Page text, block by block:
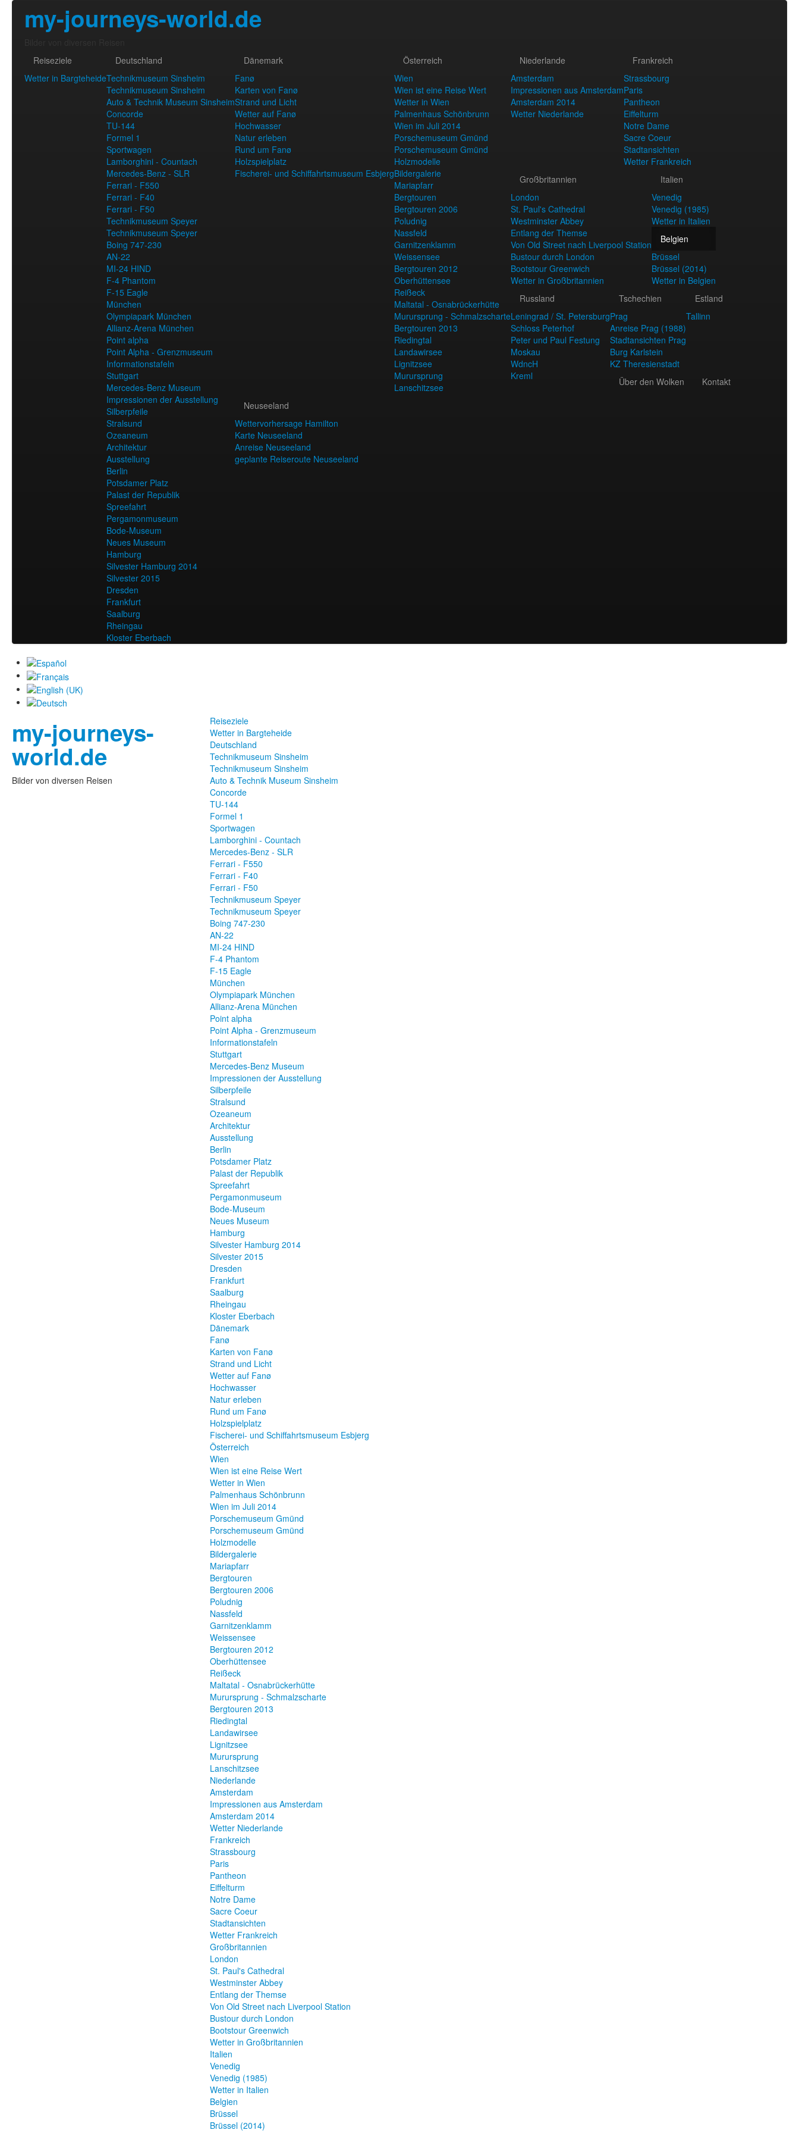
my-journeys-world.de
Reiseziele
Wetter in Bargteheide
Deutschland
Technikmuseum Sinsheim
Technikmuseum Sinsheim
Auto & Technik Museum Sinsheim
Concorde
TU-144
Formel 1
Sportwagen
Lamborghini - Countach
Mercedes-Benz - SLR
Ferrari - F550
Ferrari - F40
Ferrari - F50
Technikmuseum Speyer
Technikmuseum Speyer
Boing 747-230
AN-22
MI-24 HIND
F-4 Phantom
F-15 Eagle
München
Olympiapark München
Allianz-Arena München
Point alpha
Point Alpha - Grenzmuseum
Informationstafeln
Stuttgart
Mercedes-Benz Museum
Impressionen der Ausstellung
Silberpfeile
Stralsund
Ozeaneum
Architektur
Ausstellung
Berlin
Potsdamer Platz
Palast der Republik
Spreefahrt
Pergamonmuseum
Bode-Museum
Neues Museum
Hamburg
Silvester Hamburg 2014
Silvester 2015
Dresden
Frankfurt
Saalburg
Rheingau
Kloster Eberbach
Dänemark
Fanø
Karten von Fanø
Strand und Licht
Wetter auf Fanø
Hochwasser
Natur erleben
Rund um Fanø
Holzspielplatz
Fischerei- und Schiffahrtsmuseum Esbjerg
Österreich
Wien
Wien ist eine Reise Wert
Wetter in Wien
Palmenhaus Schönbrunn
Wien im Juli 2014
Porschemuseum Gmünd
Porschemuseum Gmünd
Holzmodelle
Bildergalerie
Mariapfarr
Bergtouren
Bergtouren 2006
Poludnig
Nassfeld
Garnitzenklamm
Weissensee
Bergtouren 2012
Oberhüttensee
Reißeck
Maltatal - Osnabrückerhütte
Murursprung - Schmalzscharte
Bergtouren 2013
Riedingtal
Landawirsee
Lignitzsee
Murursprung
Lanschitzsee
Niederlande
Amsterdam
Impressionen aus Amsterdam
Amsterdam 2014
Wetter Niederlande
Frankreich
Strassbourg
Paris
Pantheon
Eiffelturm
Notre Dame
Sacre Coeur
Stadtansichten
Wetter Frankreich
Großbritannien
London
St. Paul's Cathedral
Westminster Abbey
Entlang der Themse
Von Old Street nach Liverpool Station
Bustour durch London
Bootstour Greenwich
Wetter in Großbritannien
Italien
Venedig
Venedig (1985)
Wetter in Italien
Belgien
Brüssel
Brüssel (2014)
Wetter in Belgien
Russland
Leningrad / St. Petersburg
Schloss Peterhof
Peter und Paul Festung
Moskau
WdncH
Kreml
Tschechien
Prag
Anreise Prag (1988)
Stadtansichten Prag
Burg Karlstein
KZ Theresienstadt
Estland
Tallinn
Über den Wolken
Kontakt
Neuseeland
Wettervorhersage Hamilton
Karte Neuseeland
Anreise Neuseeland
geplante Reiseroute Neuseeland
my-journeys-
world.de
Bilder von diversen Reisen
Reiseziele
Wetter in Bargteheide
Deutschland
Technikmuseum Sinsheim
Technikmuseum Sinsheim
Auto & Technik Museum Sinsheim
Concorde
TU-144
Formel 1
Sportwagen
Lamborghini - Countach
Mercedes-Benz - SLR
Ferrari - F550
Ferrari - F40
Ferrari - F50
Technikmuseum Speyer
Technikmuseum Speyer
Boing 747-230
AN-22
MI-24 HIND
F-4 Phantom
F-15 Eagle
München
Olympiapark München
Allianz-Arena München
Point alpha
Point Alpha - Grenzmuseum
Informationstafeln
Stuttgart
Mercedes-Benz Museum
Impressionen der Ausstellung
Silberpfeile
Stralsund
Ozeaneum
Architektur
Ausstellung
Berlin
Potsdamer Platz
Palast der Republik
Spreefahrt
Pergamonmuseum
Bode-Museum
Neues Museum
Hamburg
Silvester Hamburg 2014
Silvester 2015
Dresden
Frankfurt
Saalburg
Rheingau
Kloster Eberbach
Dänemark
Fanø
Karten von Fanø
Strand und Licht
Wetter auf Fanø
Hochwasser
Natur erleben
Rund um Fanø
Holzspielplatz
Fischerei- und Schiffahrtsmuseum Esbjerg
Österreich
Wien
Wien ist eine Reise Wert
Wetter in Wien
Palmenhaus Schönbrunn
Wien im Juli 2014
Porschemuseum Gmünd
Porschemuseum Gmünd
Holzmodelle
Bildergalerie
Mariapfarr
Bergtouren
Bergtouren 2006
Poludnig
Nassfeld
Garnitzenklamm
Weissensee
Bergtouren 2012
Oberhüttensee
Reißeck
Maltatal - Osnabrückerhütte
Murursprung - Schmalzscharte
Bergtouren 2013
Riedingtal
Landawirsee
Lignitzsee
Murursprung
Lanschitzsee
Niederlande
Amsterdam
Impressionen aus Amsterdam
Amsterdam 2014
Wetter Niederlande
Frankreich
Strassbourg
Paris
Pantheon
Eiffelturm
Notre Dame
Sacre Coeur
Stadtansichten
Wetter Frankreich
Großbritannien
London
St. Paul's Cathedral
Westminster Abbey
Entlang der Themse
Von Old Street nach Liverpool Station
Bustour durch London
Bootstour Greenwich
Wetter in Großbritannien
Italien
Venedig
Venedig (1985)
Wetter in Italien
Belgien
Brüssel
Brüssel (2014)